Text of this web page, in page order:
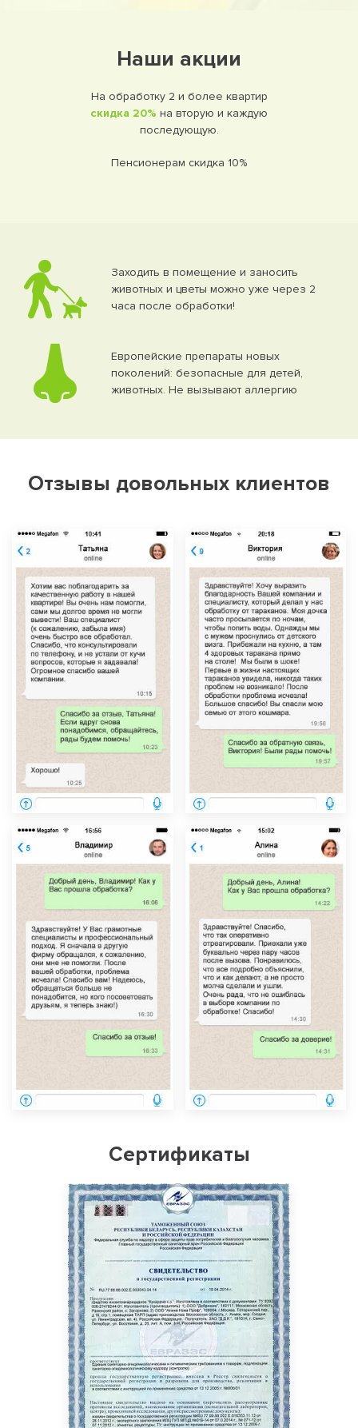
Наши акции
На обработку 2 и более квартир
скидка 20% на вторую и каждую
последующую.
Пенсионерам скидка 10%
Заходить в помещение и заносить
животных и цветы можно уже через 2
часа после обработки!
Европейские препараты новых
поколений: безопасные для детей,
животных. Не вызывают аллергию
Отзывы довольных клиентов
Сертификаты